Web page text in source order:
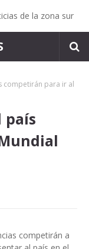
de la zona sur
competirán para ir al
país
competirán a